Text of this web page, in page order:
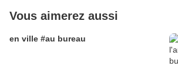
Vous aimerez aussi
en ville #au bureau